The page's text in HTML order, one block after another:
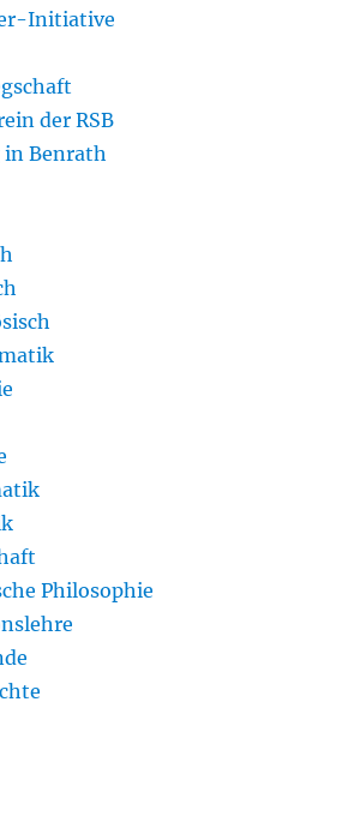
Initiative
der RSB
in Benrath
Philosophie